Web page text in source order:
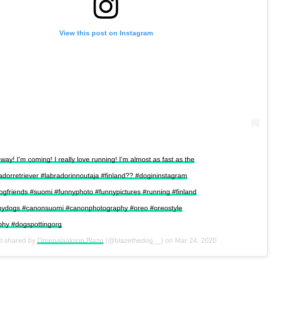
View this post on Instagram
I'm coming! I really love running! I'm almost as fast as the
#labradorinnoutaja #finland?? #dogininstagram
#suomi #funnyphoto #funnypictures #running #finland
#canonsuomi #canonphotography #oreo #oreostyle
#dogspottingorg
shared by Omenalaakson Blaze(@blazethedog__) on Mar 24, 2020 at 1:45am PDT